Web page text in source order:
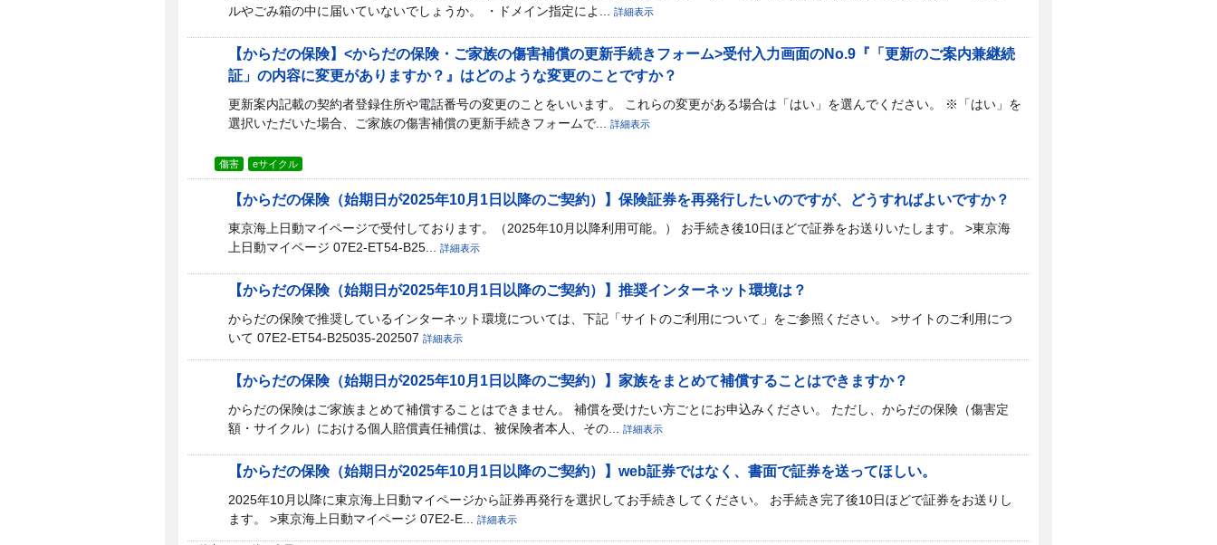
ルやごみ箱の中に届いていないでしょうか。 ・ドメイン指定によ...
詳細表示
【からだの保険】<からだの保険・ご家族の傷害補償の更新手続きフォーム>受付入力画面のNo.9『「更新のご案内兼継続
証」の内容に変更がありますか？』はどのような変更のことですか？
更新案内記載の契約者登録住所や電話番号の変更のことをいいます。 これらの変更がある場合は「はい」を選んでください。 ※「はい」を
選択いただいた場合、ご家族の傷害補償の更新手続きフォームで...
詳細表示
傷害 eサイクル
【からだの保険（始期日が2025年10月1日以降のご契約）】保険証券を再発行したいのですが、どうすればよいですか？
東京海上日動マイページで受付しております。（2025年10月以降利用可能。） お手続き後10日ほどで証券をお送りいたします。 >東京海
上日動マイページ 07E2-ET54-B25...
詳細表示
【からだの保険（始期日が2025年10月1日以降のご契約）】推奨インターネット環境は？
からだの保険で推奨しているインターネット環境については、下記「サイトのご利用について」をご参照ください。 >サイトのご利用につ
いて 07E2-ET54-B25035-202507 詳細表示
【からだの保険（始期日が2025年10月1日以降のご契約）】家族をまとめて補償することはできますか？
からだの保険はご家族まとめて補償することはできません。 補償を受けたい方ごとにお申込みください。 ただし、からだの保険（傷害定
額・サイクル）における個人賠償責任補償は、被保険者本人、その...
詳細表示
【からだの保険（始期日が2025年10月1日以降のご契約）】web証券ではなく、書面で証券を送ってほしい。
2025年10月以降に東京海上日動マイページから証券再発行を選択してお手続きしてください。 お手続き完了後10日ほどで証券をお送りし
ます。 >東京海上日動マイページ 07E2-E...
詳細表示